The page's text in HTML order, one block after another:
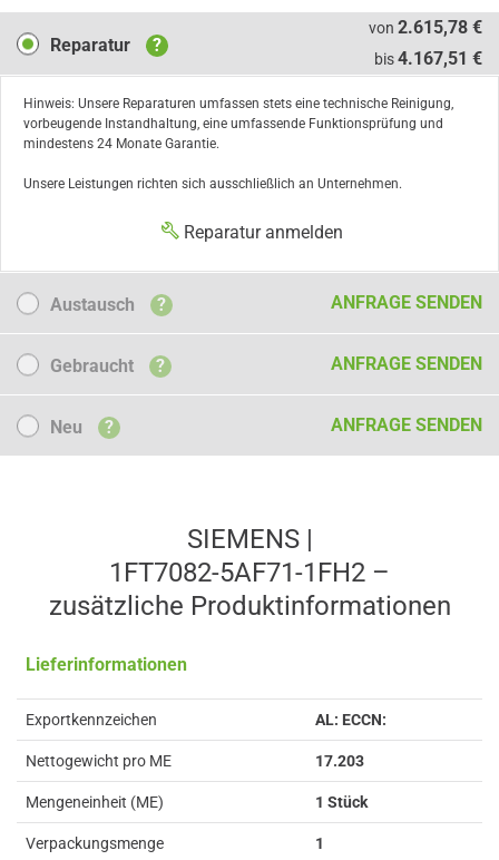
Reparatur
Reparatur ?
von 2.615,78 €
bis4.167,51 €
Hinweis: Unsere Reparaturen umfassen stets eine technische Reinigung,
vorbeugende Instandhaltung, eine umfassende Funktionsprüfung und
mindestens 24 Monate Garantie.
Unsere Leistungen richten sich ausschließlich an Unternehmen.
Reparatur anmelden
Austausch
Austausch ? ANFRAGE SENDEN
Gebraucht
Gebraucht ? ANFRAGE SENDEN
NeuNeu ? ANFRAGE SENDEN
SIEMENS |
1FT7082-5AF71-1FH2 –
zusätzliche Produkt­informationen
Lieferinformationen
Exportkennzeichen AL: ECCN:
Nettogewicht pro ME 17.203
Mengeneinheit (ME) 1 Stück
Verpackungsmenge 1